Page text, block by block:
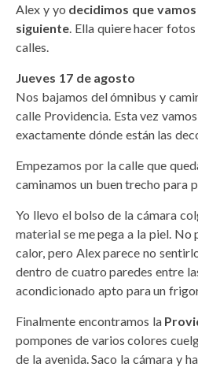
Alex y yo decidimos que
siguiente . Ella quiere hacer
calles.
Jueves 17 de agosto
Nos bajamos del ómnibus y
calle Providencia. Esta vez
exactamente dónde están las
Empezamos por la calle que
caminamos un buen trecho para
Yo llevo el bolso de la cámara
material se me pega a la piel. No
calor, pero Alex parece no
dentro de cuatro paredes entre
acondicionado apto para un
Finalmente encontramos la
pompones de varios colores
de la avenida. Saco la cámara y